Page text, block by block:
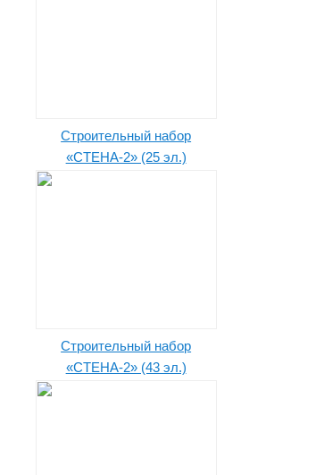
Строительный набор
«СТЕНА-2» (25 эл.)
Строительный набор
«СТЕНА-2» (43 эл.)